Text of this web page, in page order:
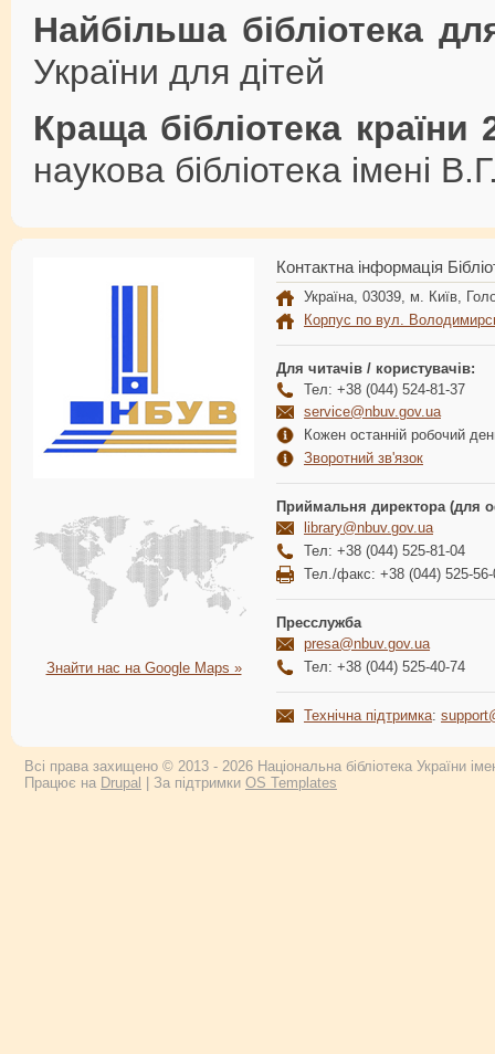
Найбільша бібліотека
України для дітей
Краща бібліотека країни
наукова бібліотека імені
Знайти нас на Google Maps »
Контактна інформація
Україна, 03039, м. Київ,
Корпус по вул.
Для читачів / користувачів:
Тел: +38 (044) 524-81-37
service@nbuv.gov.ua
Кожен останній робочий
Зворотний зв'язок
Приймальня директора (для
library@nbuv.gov.ua
Тел: +38 (044) 525-81-04
Тел./факс: +38 (044) 525-56-
Пресслужба
presa@nbuv.gov.ua
Тел: +38 (044) 525-40-74
Технічна підтримка:
Всі права захищено © 2013 - 2026 Національна бібліотека України
Працює на Drupal | За підтримки OS Templates